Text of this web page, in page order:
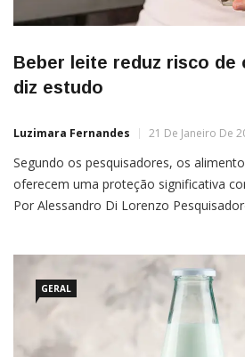
Beber leite reduz risco de
diz estudo
Luzimara Fernandes 21 De Janeiro De
Segundo os pesquisadores, os
oferecem uma proteção significativa
Por Alessandro Di Lorenzo
recomendado consumir estes produtos
observar estes benefícios.
GERAL